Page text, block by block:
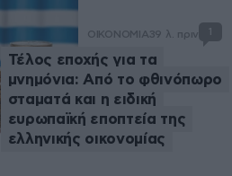
ΟΙΚΟΝΟΜΙΑ39 λ. πριν
Τέλος εποχής για τα
μνημόνια: Από το φθινόπωρο
σταματά και η ειδική
ευρωπαϊκή εποπτεία της
ελληνικής οικονομίας